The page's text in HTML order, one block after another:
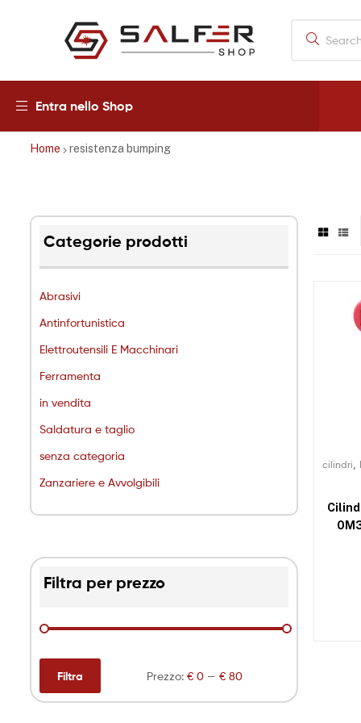
Salfershop
Entra nello Shop
Home resistenza bumping
Categorie prodotti
Abrasivi
Antinfortunistica
Elettroutensili E Macchinari
Ferramenta
in vendita
Saldatura e taglio
senza categoria
Zanzariere e Avvolgibili
Filtra per prezzo
Filtra Prezzo: € 0— € 80
cilindri